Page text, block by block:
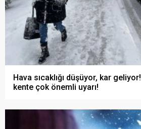
Hava sıcaklığı düşüyor, kar
kente çok önemli uyarı!